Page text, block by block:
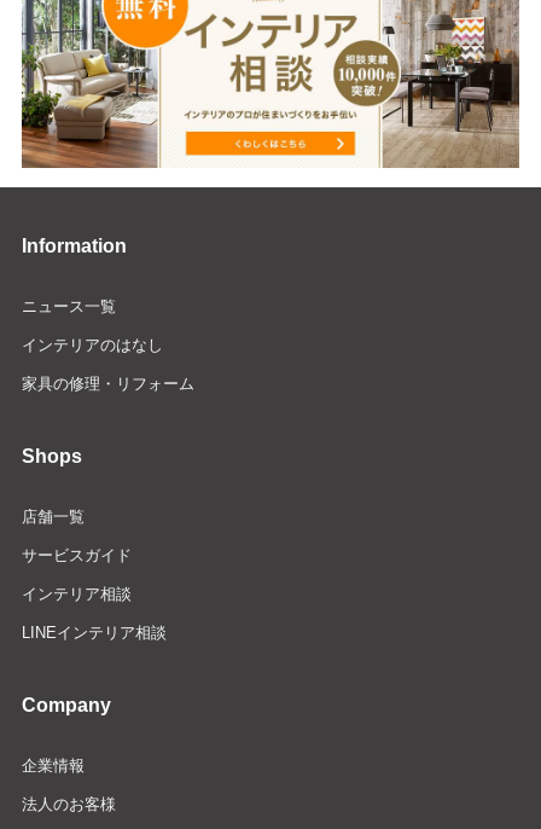
Information
ニュース一覧
インテリアのはなし
家具の修理・リフォーム
Shops
店舗一覧
サービスガイド
インテリア相談
LINEインテリア相談
Company
企業情報
法人のお客様